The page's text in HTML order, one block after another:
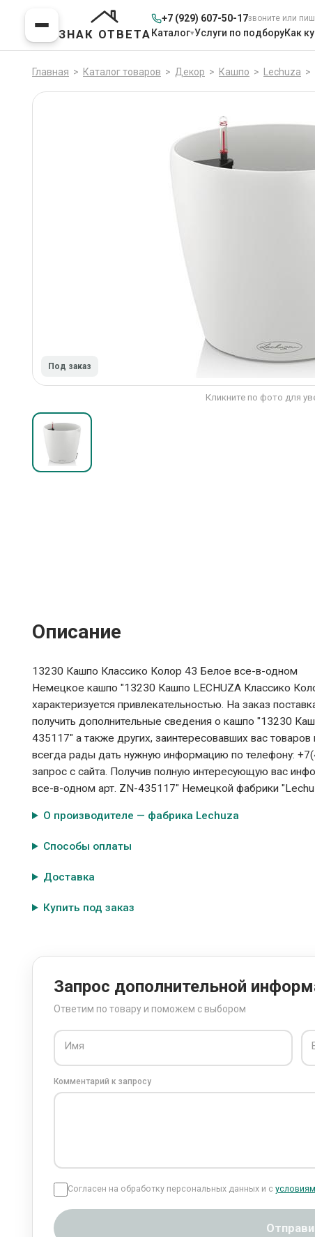
ЗНАК ОТВЕТА
+7 (929) 607-50-17звоните или
Каталог Услуги по подборуКак
Главная > Каталог товаров > Декор > Кашпо > Lechuza >
Под заказ
Кликните по фото для
Описание
13230 Кашпо Классико Колор 43 Белое все-в-одном
Немецкое кашпо "13230 Кашпо LECHUZA Классико
характеризуется привлекательностью. На заказ
получить дополнительные сведения о кашпо "13230
435117" а также других, заинтересовавших вас
всегда рады дать нужную информацию по телефону:
запрос с сайта. Получив полную интересующую вас
все-в-одном арт. ZN-435117" Немецкой фабрики
О производителе — фабрика Lechuza
Способы оплаты
Доставка
Купить под заказ
Запрос дополнительной
Ответим по товару и поможем с выбором
Имя
Комментарий к запросу
Согласен на обработку персональных данных и с